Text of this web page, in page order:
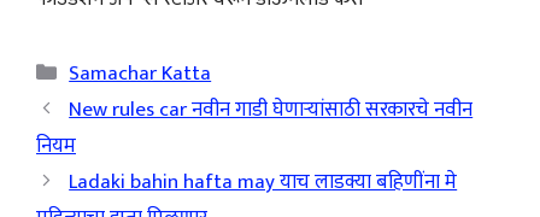
Categories
Samachar Katta
New rules car नवीन गाडी घेणाऱ्यांसाठी सरकारचे नवीन
नियम
Ladaki bahin hafta may याच लाडक्या बहिणींना मे